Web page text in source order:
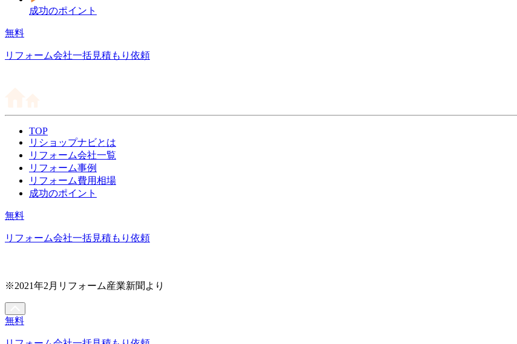
成功のポイント
無料
リフォーム会社一括見積もり依頼
TOP
リショップナビとは
リフォーム会社一覧
リフォーム事例
リフォーム費用相場
成功のポイント
無料
リフォーム会社一括見積もり依頼
※2021年2月リフォーム産業新聞より
無料